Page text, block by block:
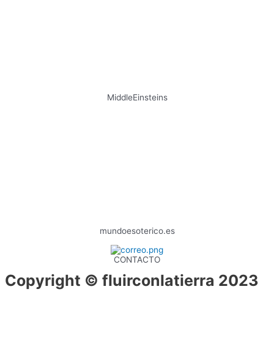
MiddleEinsteins
mundoesoterico.es
CONTACTO
Copyright © fluirconlatierra 2023